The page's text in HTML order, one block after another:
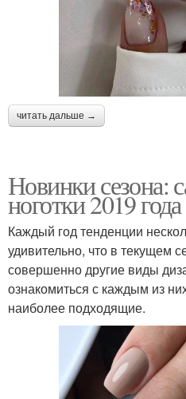
читать дальше →
Новинки сезона:
ноготки 2019 года
Каждый год тенденции
удивительно, что в текущем
совершенно другие виды
ознакомиться с каждым из
наиболее подходящие.